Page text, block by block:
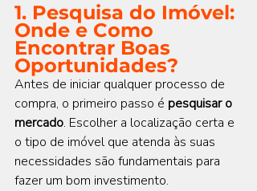
1. Pesquisa do Imóvel:
Onde e Como
Encontrar Boas
Oportunidades?
Antes de iniciar qualquer processo de
compra, o primeiro passo é pesquisar o
mercado. Escolher a localização certa e
o tipo de imóvel que atenda às suas
necessidades são fundamentais para
fazer um bom investimento.